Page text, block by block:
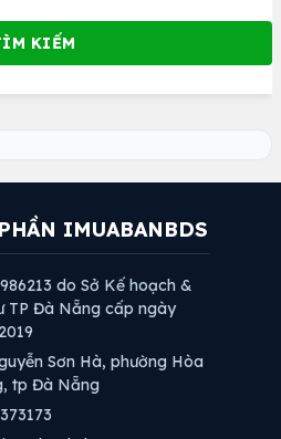
IMUABANBDS
do Sở Kế hoạch &
TP Đà Nẵng cấp ngày
Sơn Hà, phường Hòa
tp Đà Nẵng